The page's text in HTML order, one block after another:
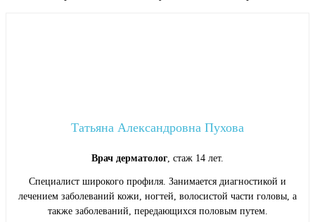
Татьяна Александровна Пухова
Врач дерматолог , стаж 14 лет.
Специалист широкого профиля. Занимается диагностикой и
лечением заболеваний кожи, ногтей, волосистой части головы, а
также заболеваний, передающихся половым путем.